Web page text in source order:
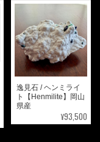
逸見石 / ヘンミライ
ト【Henmilite】岡山
県産
¥93,500